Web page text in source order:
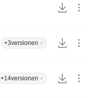
+3versionen
+14versionen